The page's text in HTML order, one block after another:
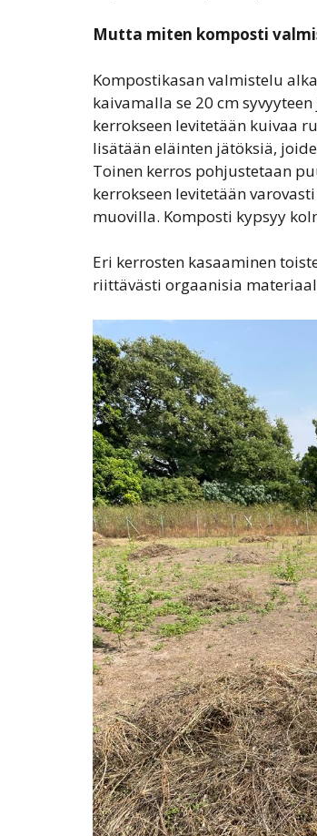
Mutta miten komposti
Kompostikasan valmistelu
kaivamalla se 20 cm
kerrokseen levitetään kuivaa
lisätään eläinten jätöksiä,
Toinen kerros pohjustetaan
kerrokseen levitetään
muovilla. Komposti kypsyy
Eri kerrosten kasaaminen
riittävästi orgaanisia